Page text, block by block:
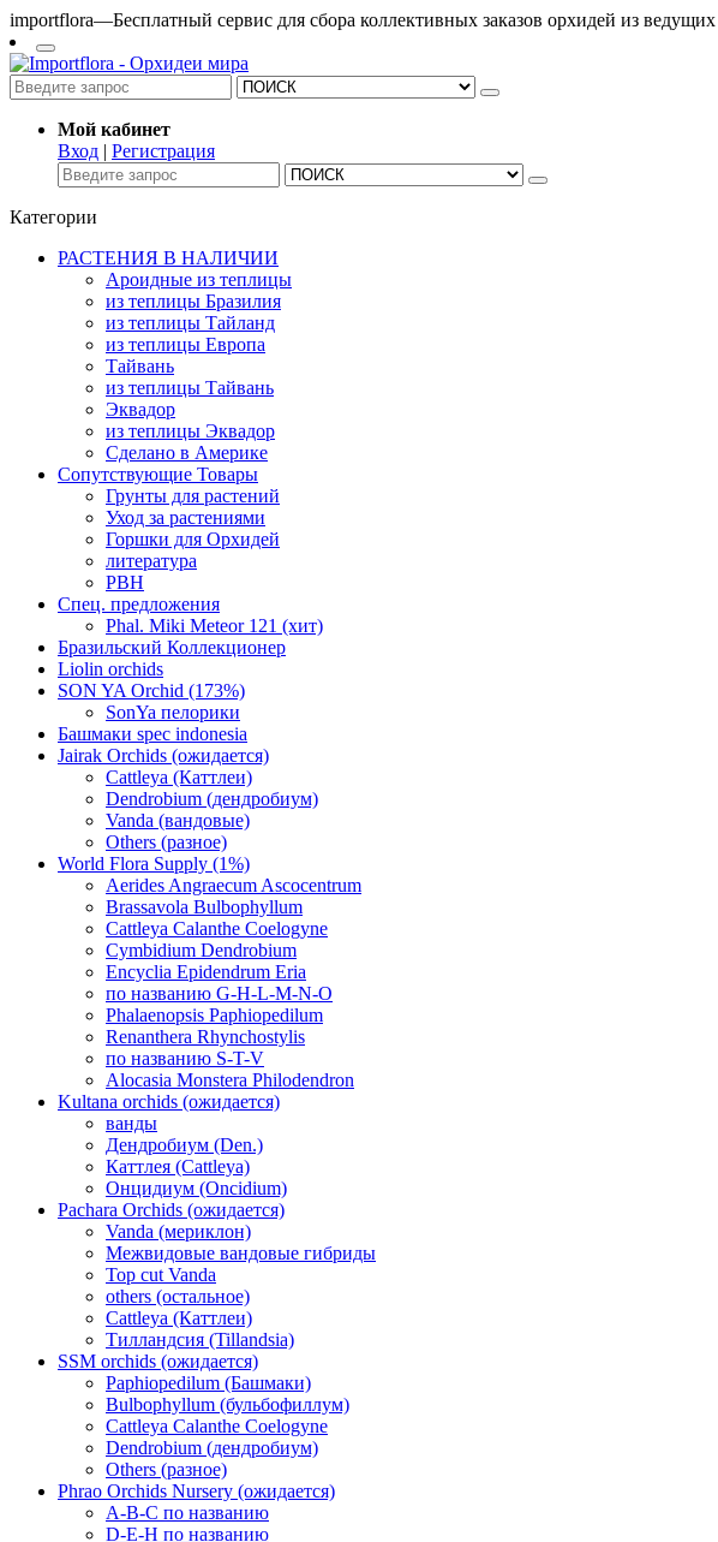
importflora—Бесплатный сервис для сбора коллективных заказов орхидей из
Мой кабинет
Вход | Регистрация
Категории
РАСТЕНИЯ В НАЛИЧИИ
Ароидные из теплицы
из теплицы Бразилия
из теплицы Тайланд
из теплицы Европа
Тайвань
из теплицы Тайвань
Эквадор
из теплицы Эквадор
Сделано в Америке
Сопутствующие Товары
Грунты для растений
Уход за растениями
Горшки для Орхидей
литература
РВН
Спец. предложения
Phal. Miki Meteor 121 (хит)
Бразильский Коллекционер
Liolin orchids
SON YA Orchid (173%)
SonYa пелорики
Башмаки spec indonesia
Jairak Orchids (ожидается)
Cattleya (Каттлеи)
Dendrobium (дендробиум)
Vanda (вандовые)
Others (разное)
World Flora Supply (1%)
Aerides Angraecum Ascocentrum
Brassavola Bulbophyllum
Cattleya Calanthe Coelogyne
Cymbidium Dendrobium
Encyclia Epidendrum Eria
по названию G-H-L-M-N-O
Phalaenopsis Paphiopedilum
Renanthera Rhynchostylis
по названию S-T-V
Alocasia Monstera Philodendron
Kultana orchids (ожидается)
ванды
Дендробиум (Den.)
Каттлея (Cattleya)
Онцидиум (Oncidium)
Pachara Orchids (ожидается)
Vanda (мериклон)
Межвидовые вандовые гибриды
Top cut Vanda
others (остальное)
Cattleya (Каттлеи)
Тилландсия (Tillandsia)
SSM orchids (ожидается)
Paphiopedilum (Башмаки)
Bulbophyllum (бульбофиллум)
Cattleya Calanthe Coelogyne
Dendrobium (дендробиум)
Others (разное)
Phrao Orchids Nursery (ожидается)
A-B-C по названию
D-E-H по названию